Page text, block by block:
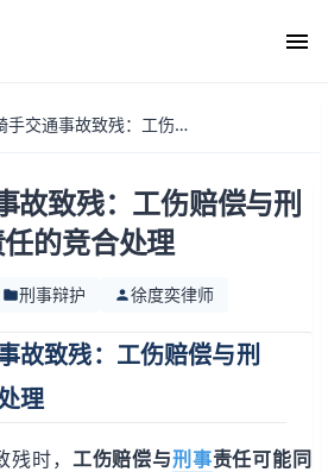
外卖骑手交通事故致残：工伤赔偿与刑事责任的竞合处理
故致残：工伤赔偿与刑
的竞合处理
刑事辩护 徐度奕律师
故致残：工伤赔偿与刑
理
时， 工伤赔偿与刑事责任可能同